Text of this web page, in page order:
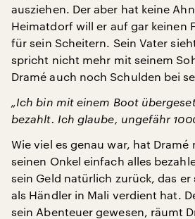
ausziehen. Der aber hat keine
Heimatdorf will er auf gar keinen
für sein Scheitern. Sein Vater
spricht nicht mehr mit seinem
Dramé auch noch Schulden bei
„Ich bin mit einem Boot
bezahlt. Ich glaube, ungefähr
Wie viel es genau war, hat Dramé
seinen Onkel einfach alles
sein Geld natürlich zurück, das
als Händler in Mali verdient hat.
sein Abenteuer gewesen, räumt